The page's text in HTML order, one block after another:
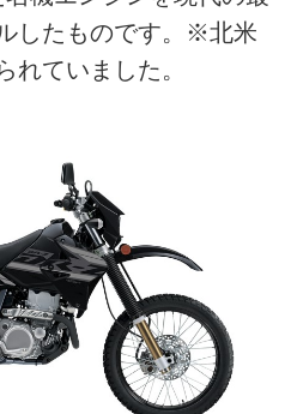
したものです。※北米
れていました。